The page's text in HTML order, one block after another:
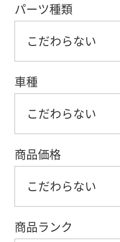
パーツ種類
こだわらない
車種
こだわらない
商品価格
こだわらない
商品ランク